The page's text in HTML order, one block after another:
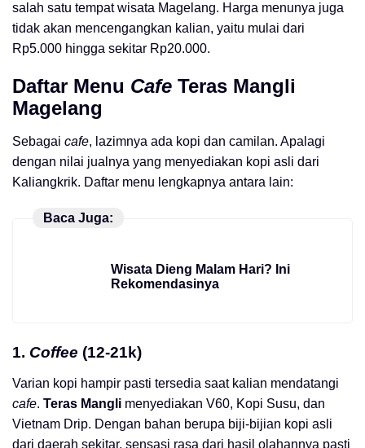
salah satu tempat wisata Magelang. Harga menunya juga
tidak akan mencengangkan kalian, yaitu mulai dari
Rp5.000 hingga sekitar Rp20.000.
Daftar Menu Cafe Teras Mangli
Magelang
Sebagai cafe, lazimnya ada kopi dan camilan. Apalagi
dengan nilai jualnya yang menyediakan kopi asli dari
Kaliangkrik. Daftar menu lengkapnya antara lain:
Baca Juga:
Wisata Dieng Malam Hari? Ini
Rekomendasinya
1. Coffee (12-21k)
Varian kopi hampir pasti tersedia saat kalian mendatangi
cafe. Teras Mangli menyediakan V60, Kopi Susu, dan
Vietnam Drip. Dengan bahan berupa biji-bijian kopi asli
dari daerah sekitar, sensasi rasa dari hasil olahannya pasti